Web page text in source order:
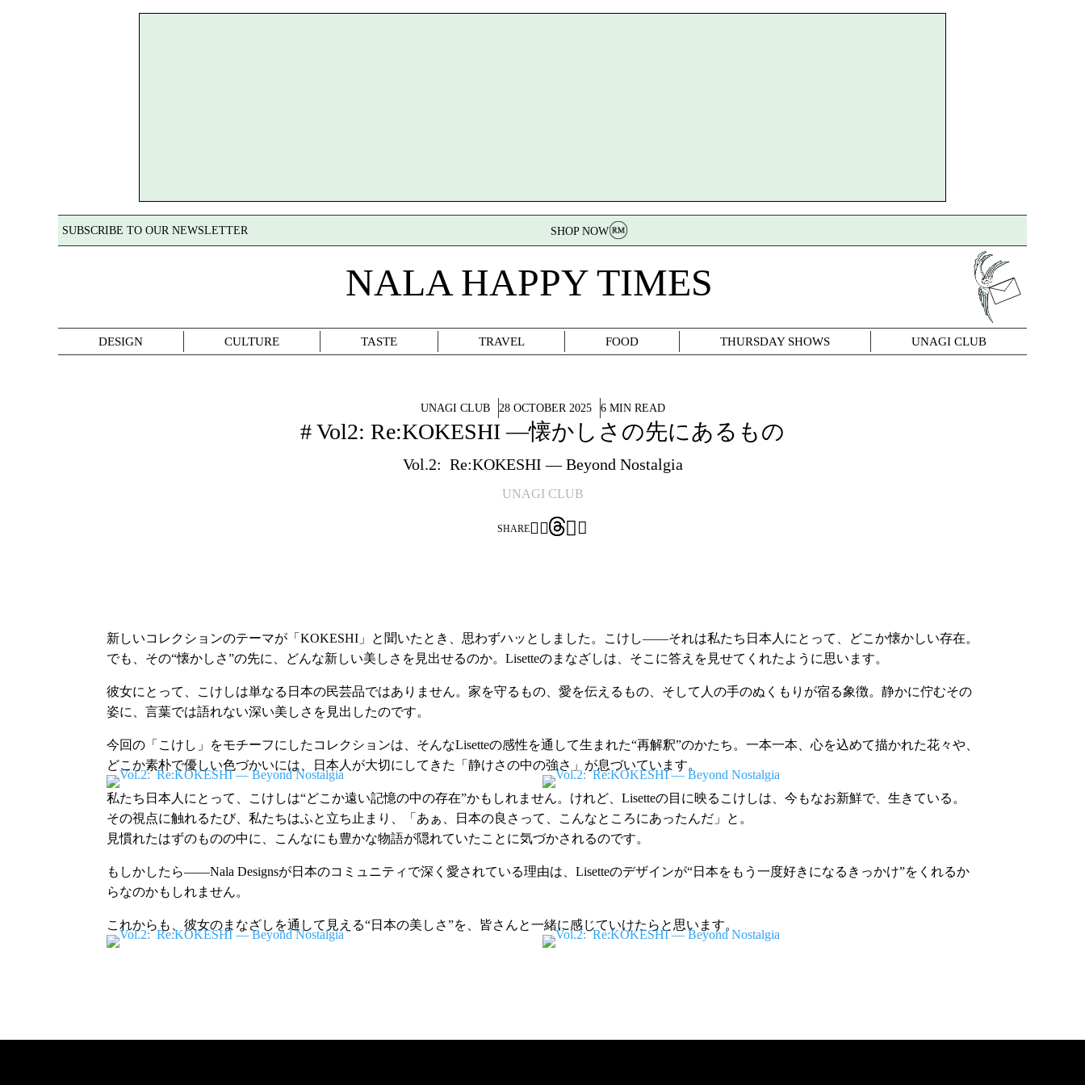
SUBSCRIBE TO OUR NEWSLETTER SHOP NOW
NALA HAPPY TIMES
DESIGN CULTURE TASTE TRAVEL FOOD THURSDAY SHOWS UNAGI CLUB
UNAGI CLUB 28 OCTOBER 2025 6 MIN READ
# Vol2: Re:KOKESHI ―懐かしさの先にあるもの
Vol.2: Re:KOKESHI — Beyond Nostalgia
UNAGI CLUB
SHARE 
新しいコレクションのテーマが「KOKESHI」と聞いたとき、思わずハッとしました。こけし——それは私たち日本人にとって、どこか懐かしい存在。
でも、その“懐かしさ”の先に、どんな新しい美しさを見出せるのか。Lisetteのまなざしは、そこに答えを見せてくれたように思います。
彼女にとって、こけしは単なる日本の民芸品ではありません。家を守るもの、愛を伝えるもの、そして人の手のぬくもりが宿る象徴。静かに佇むその
姿に、言葉では語れない深い美しさを見出したのです。
今回の「こけし」をモチーフにしたコレクションは、そんなLisetteの感性を通して生まれた“再解釈”のかたち。一本一本、心を込めて描かれた花々や、
どこか素朴で優しい色づかいには、日本人が大切にしてきた「静けさの中の強さ」が息づいています。
私たち日本人にとって、こけしは“どこか遠い記憶の中の存在”かもしれません。けれど、Lisetteの目に映るこけしは、今もなお新鮮で、生きている。
その視点に触れるたび、私たちはふと立ち止まり、「あぁ、日本の良さって、こんなところにあったんだ」と。
見慣れたはずのものの中に、こんなにも豊かな物語が隠れていたことに気づかされるのです。
もしかしたら——Nala Designsが日本のコミュニティで深く愛されている理由は、Lisetteのデザインが“日本をもう一度好きになるきっかけ”をくれるか
らなのかもしれません。
これからも、彼女のまなざしを通して見える“日本の美しさ”を、皆さんと一緒に感じていけたらと思います。